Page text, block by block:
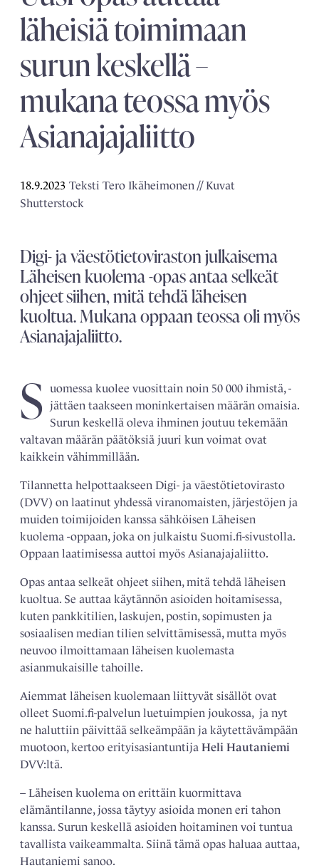
läheisiä toimimaan
surun keskellä –
mukana teossa myös
Asianajajaliitto
18.9.2023 Teksti Tero Ikäheimonen // Kuvat
Shutterstock
Digi- ja väestötietoviraston julkaisema
Läheisen kuolema -opas antaa selkeät
ohjeet siihen, mitä tehdä läheisen
kuoltua. Mukana oppaan teossa oli myös
Asianajajaliitto.
S
uomessa kuolee vuosittain noin 50 000 ihmistä, ­
jättäen taakseen moninkertaisen määrän omaisia.
­Surun keskellä oleva ihminen joutuu tekemään
valtavan määrän päätöksiä juuri kun voimat ovat
kaikkein vähimmillään.
Tilannetta helpottaakseen Digi- ja väestötieto­virasto
(DVV) on laatinut yhdessä viranomaisten, ­järjestöjen ja
muiden toimijoiden kanssa sähköisen ­ Läheisen
kuolema -oppaan, joka on julkaistu Suomi.fi-sivustolla.
Oppaan laatimisessa auttoi myös Asian­ajajaliitto.
Opas antaa selkeät ohjeet siihen, mitä tehdä läheisen
kuoltua. Se auttaa käytännön asioiden hoitamisessa,
kuten pankkitilien, laskujen, postin, sopimusten ja
sosiaalisen median tilien selvittämisessä, mutta myös
neuvoo ilmoittamaan läheisen kuolemasta
asianmukaisille tahoille.
Aiemmat läheisen kuolemaan liittyvät sisällöt ovat
olleet Suomi.fi-palvelun luetuimpien joukossa, ja nyt
ne haluttiin päivittää selkeämpään ja käytettävämpään
muotoon, kertoo erityisasiantuntija Heli Hautaniemi
DVV:ltä.
– Läheisen kuolema on erittäin kuormittava
elämäntilanne, jossa täytyy asioida monen eri tahon
kanssa. Surun keskellä asioiden hoitaminen voi tuntua
tavallista vaikeammalta. Siinä tämä opas haluaa auttaa,
Hautaniemi sanoo.